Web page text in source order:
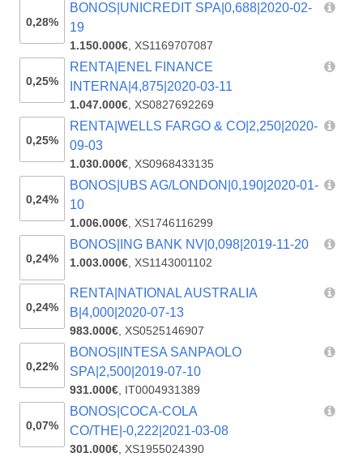
0,28%
BONOS|UNICREDIT SPA|0,688|2020-02-
19
1.150.000€,XS1169707087
0,25%
RENTA|ENEL FINANCE
INTERNA|4,875|2020-03-11
1.047.000€,XS0827692269
0,25%
RENTA|WELLS FARGO & CO|2,250|2020-
09-03
1.030.000€,XS0968433135
0,24%
BONOS|UBS AG/LONDON|0,190|2020-01-
10
1.006.000€,XS1746116299
0,24%
BONOS|ING BANK NV|0,098|2019-11-20
1.003.000€,XS1143001102
0,24%
RENTA|NATIONAL AUSTRALIA
B|4,000|2020-07-13
983.000€,XS0525146907
0,22%
BONOS|INTESA SANPAOLO
SPA|2,500|2019-07-10
931.000€, IT0004931389
0,07%
BONOS|COCA-COLA
CO/THE|-0,222|2021-03-08
301.000€,XS1955024390